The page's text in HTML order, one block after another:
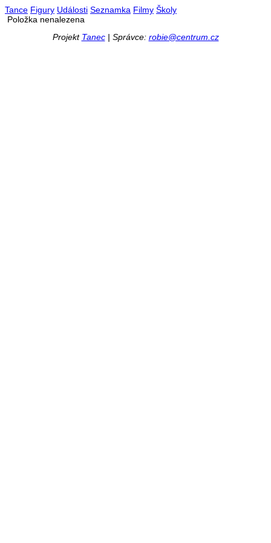
Tance Figury Události Seznamka Filmy Školy
Položka nenalezena
Projekt Tanec| Správce: robie@centrum.cz